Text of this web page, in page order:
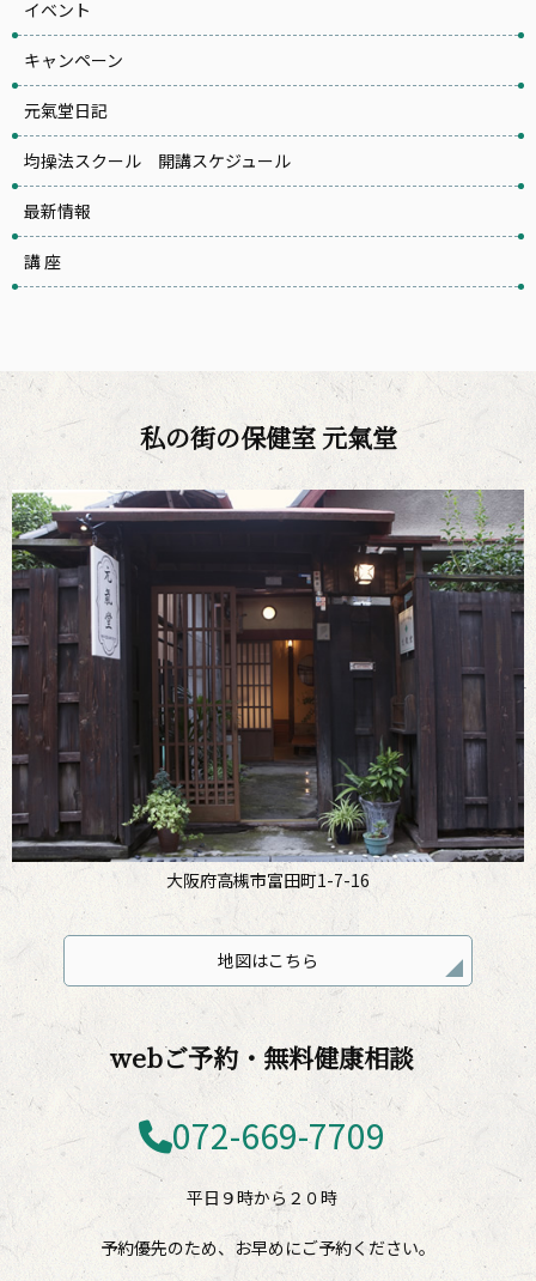
イベント
キャンペーン
元氣堂日記
均操法スクール 開講スケジュール
最新情報
講 座
私の街の保健室 元氣堂
大阪府高槻市富田町1-7-16
地図はこちら
webご予約・無料健康相談
072-669-7709
平日９時から２０時
予約優先のため、お早めにご予約ください。